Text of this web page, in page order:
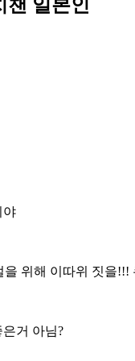
챈 일본인
야
을 위해 이따위 짓을!!!
거 아님?